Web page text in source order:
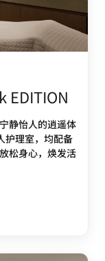
EDITION
静怡人的逍遥体
护理室，均配备
松身心，焕发活